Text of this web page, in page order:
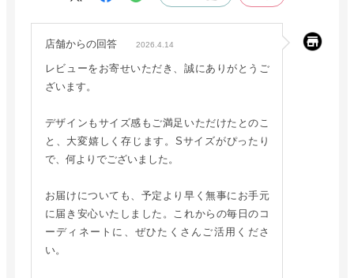
店舗からの回答 2026.4.14
レビューをお寄せいただき、誠にありがとうご
ざいます。
デザインもサイズ感もご満足いただけたとのこ
と、大変嬉しく存じます。Sサイズがぴったり
で、何よりでございました。
お届けについても、予定より早く無事にお手元
に届き安心いたしました。これからの毎日のコ
ーディネートに、ぜひたくさんご活用くださ
い。